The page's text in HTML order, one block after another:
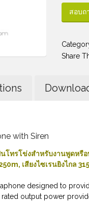
สอบถ
Share
with Siren
โทรโข่งสำหรับงานพูดหรื
เสียงไซเรนยิงไกล
designed to
output power